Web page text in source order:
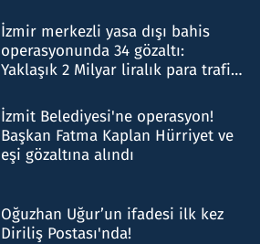
İzmir merkezli yasa dışı bahis
operasyonunda 34 gözaltı:
Yaklaşık 2 Milyar liralık para trafiği
İzmit Belediyesi'ne operasyon!
Başkan Fatma Kaplan Hürriyet ve
eşi gözaltına alındı
Oğuzhan Uğur’un ifadesi ilk kez
Diriliş Postası'nda!